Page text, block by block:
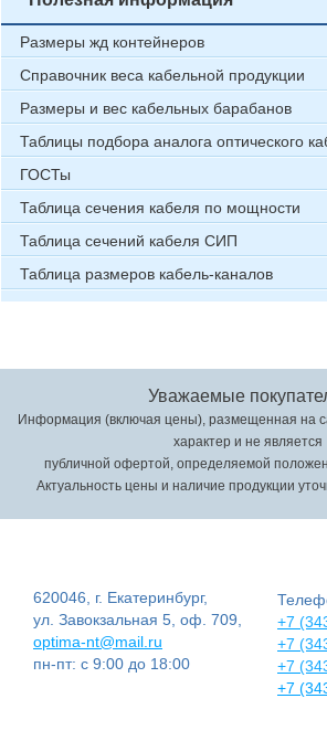
Размеры жд контейнеров
Справочник веса кабельной продукции
Размеры и вес кабельных барабанов
Таблицы подбора аналога оптического
ГОСТы
Таблица сечения кабеля по мощности
Таблица сечений кабеля СИП
Таблица размеров кабель-каналов
Уважаемые
Информация (включая цены), размещенная на
характер и не является
публичной офертой, определяемой
Актуальность цены и наличие продукции
620046, г. Екатеринбург,
ул. Завокзальная 5, оф. 709,
optima-nt@mail.ru
пн-пт: с 9:00 до 18:00
+7
+7
+7
+7